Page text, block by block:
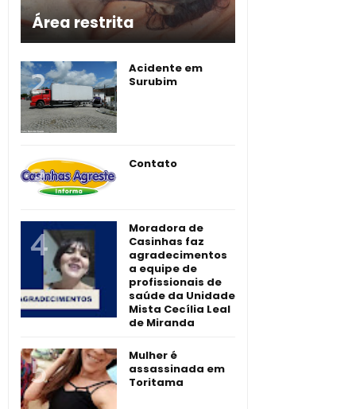
Área restrita
Acidente em
Surubim
Contato
Moradora de
Casinhas faz
agradecimentos
a equipe de
profissionais de
saúde da Unidade
Mista Cecília Leal
de Miranda
Mulher é
assassinada em
Toritama